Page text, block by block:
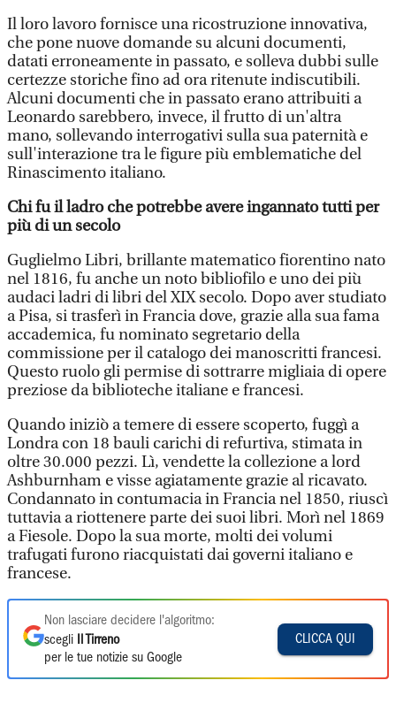
Il loro lavoro fornisce una ricostruzione innovativa,
che pone nuove domande su alcuni documenti,
datati erroneamente in passato, e solleva dubbi sulle
certezze storiche fino ad ora ritenute indiscutibili.
Alcuni documenti che in passato erano attribuiti a
Leonardo sarebbero, invece, il frutto di un'altra
mano, sollevando interrogativi sulla sua paternità e
sull'interazione tra le figure più emblematiche del
Rinascimento italiano.
Chi fu il ladro che potrebbe avere ingannato tutti per
più di un secolo
Guglielmo Libri, brillante matematico fiorentino nato
nel 1816, fu anche un noto bibliofilo e uno dei più
audaci ladri di libri del XIX secolo. Dopo aver studiato
a Pisa, si trasferì in Francia dove, grazie alla sua fama
accademica, fu nominato segretario della
commissione per il catalogo dei manoscritti francesi.
Questo ruolo gli permise di sottrarre migliaia di opere
preziose da biblioteche italiane e francesi.
Quando iniziò a temere di essere scoperto, fuggì a
Londra con 18 bauli carichi di refurtiva, stimata in
oltre 30.000 pezzi. Lì, vendette la collezione a lord
Ashburnham e visse agiatamente grazie al ricavato.
Condannato in contumacia in Francia nel 1850, riuscì
tuttavia a riottenere parte dei suoi libri. Morì nel 1869
a Fiesole. Dopo la sua morte, molti dei volumi
trafugati furono riacquistati dai governi italiano e
francese.
Non lasciare decidere l'algoritmo:
scegli
Il Tirreno
per le tue notizie su Google
CLICCA QUI